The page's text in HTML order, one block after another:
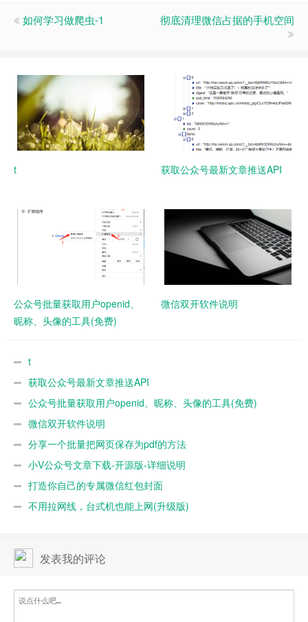
如何学习做爬虫-1 彻底清理微信占据的手机空间
t 获取公众号最新文章推送API
公众号批量获取用户openid、
昵称、头像的工具(免费)
微信双开软件说明
t
获取公众号最新文章推送API
公众号批量获取用户openid、昵称、头像的工具(免费)
微信双开软件说明
分享一个批量把网页保存为pdf的方法
小V公众号文章下载-开源版-详细说明
打造你自己的专属微信红包封面
不用拉网线，台式机也能上网(升级版)
发表我的评论